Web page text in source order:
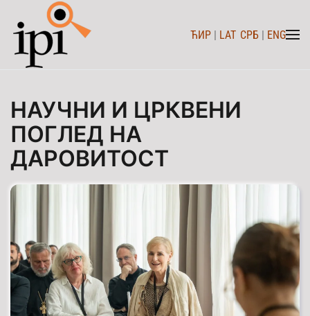
Skip to main content ЋИР | LAT СРБ | ENG
НАУЧНИ И ЦРКВЕНИ
ПОГЛЕД НА
ДАРОВИТОСТ